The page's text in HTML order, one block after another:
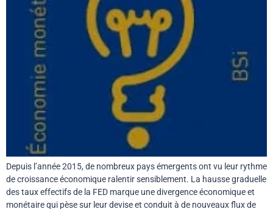
Depuis l’année 2015, de nombreux pays émergents ont vu leur rythme
de croissance économique ralentir sensiblement. La hausse graduelle
des taux effectifs de la FED marque une divergence économique et
monétaire qui pèse sur leur devise et conduit à de nouveaux flux de